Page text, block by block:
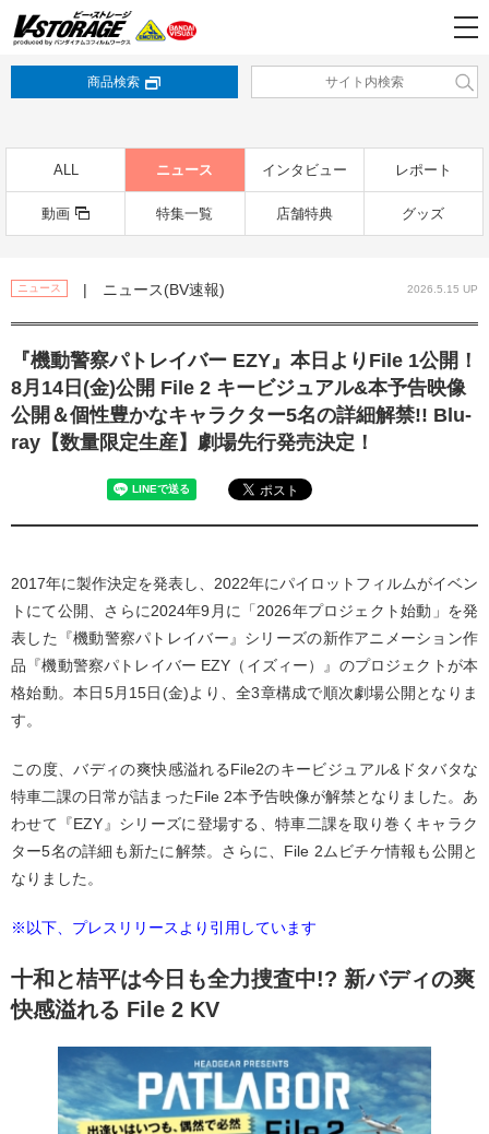
商品検索
ALL ニュース インタビュー レポート
動画 特集一覧 店舗特典 グッズ
ニュース | ニュース(BV速報) 2026.5.15 UP
『機動警察パトレイバー EZY』本日よりFile 1公開！
8月14日(金)公開 File 2 キービジュアル&本予告映像
公開＆個性豊かなキャラクター5名の詳細解禁!! Blu-
ray【数量限定生産】劇場先行発売決定！
2017年に製作決定を発表し、2022年にパイロットフィルムがイベン
トにて公開、さらに2024年9月に「2026年プロジェクト始動」を発
表した『機動警察パトレイバー』シリーズの新作アニメーション作
品『機動警察パトレイバー EZY（イズィー）』のプロジェクトが本
格始動。本日5月15日(金)より、全3章構成で順次劇場公開となりま
す。
この度、バディの爽快感溢れるFile2のキービジュアル&ドタバタな
特車二課の日常が詰まったFile 2本予告映像が解禁となりました。あ
わせて『EZY』シリーズに登場する、特車二課を取り巻くキャラク
ター5名の詳細も新たに解禁。さらに、File 2ムビチケ情報も公開と
なりました。
※以下、プレスリリースより引用しています
十和と桔平は今日も全力捜査中!? 新バディの爽
快感溢れる File 2 KV